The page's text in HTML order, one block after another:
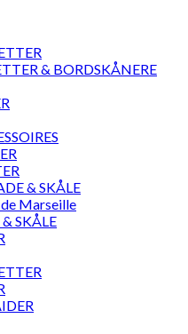
& BORDSKÅNERE
& SKÅLE
Marseille
SKÅLE